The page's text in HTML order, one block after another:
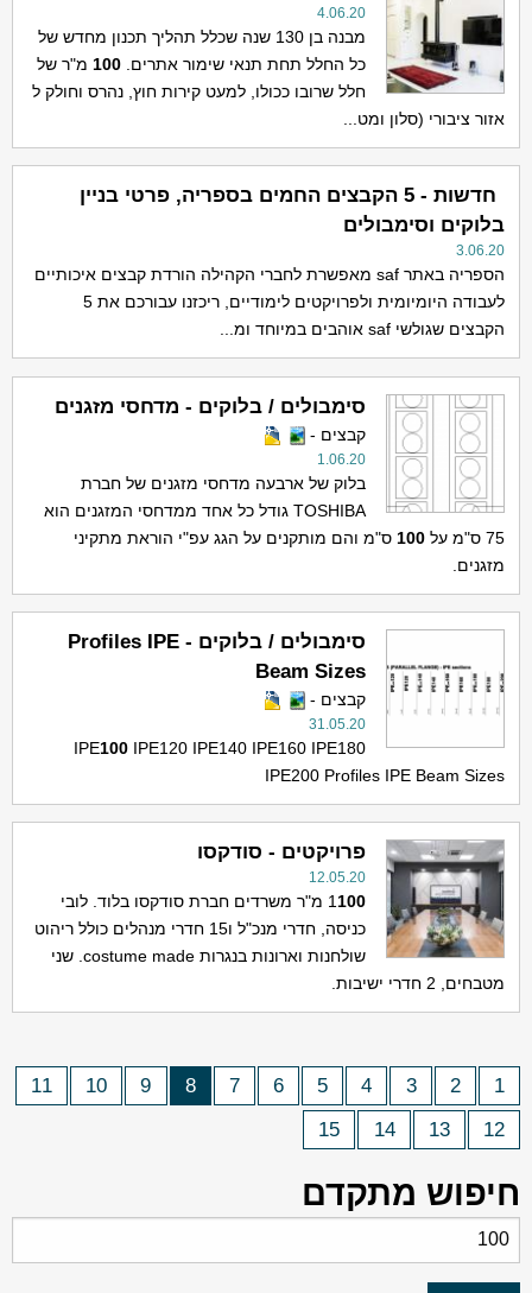
4.06.20
מבנה בן 130 שנה שכלל תהליך תכנון מחדש של
כל החלל תחת תנאי שימור אתרים.100 מ"ר של
חלל שרובו ככולו, למעט קירות חוץ, נהרס וחולק ל
אזור ציבורי (סלון ומט...
חדשות - 5 הקבצים החמים בספריה, פרטי בניין
בלוקים וסימבולים
3.06.20
הספריה באתר saf מאפשרת לחברי הקהילה הורדת קבצים איכותיים
לעבודה היומיומית ולפרויקטים לימודיים, ריכזנו עבורכם את 5
הקבצים שגולשי saf אוהבים במיוחד ומ...
סימבולים / בלוקים - מדחסי מזגנים
קבצים -
1.06.20
בלוק של ארבעה מדחסי מזגנים של חברת
TOSHIBA גודל כל אחד ממדחסי המזגנים הוא
75 ס"מ על
100 ס"מ והם מותקנים על הגג עפ"י הוראת מתקיני
מזגנים.
סימבולים / בלוקים - Profiles IPE
Beam Sizes
קבצים -
31.05.20
IPE100IPE120 IPE140 IPE160 IPE180
IPE200 Profiles IPE Beam Sizes
פרויקטים - סודקסו
12.05.20
1100
מ"ר משרדים חברת סודקסו בלוד. לובי
כניסה, חדרי מנכ"ל ו15 חדרי מנהלים כולל ריהוט
שולחנות וארונות בנגרות costume made. שני
מטבחים, 2 חדרי ישיבות.
1
2
3
4
5
6
7
8
9
10
11
12
13
14
15
חיפוש מתקדם